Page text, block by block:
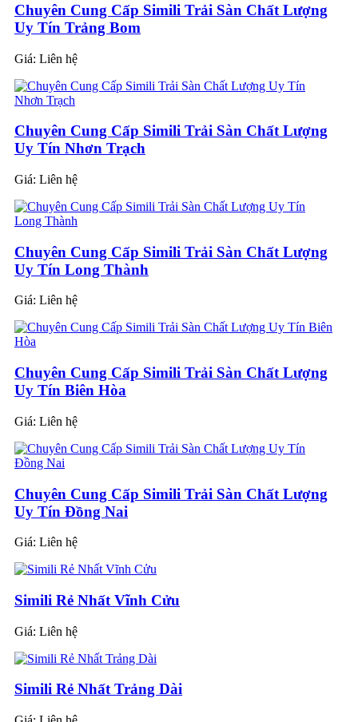
Chuyên Cung Cấp Simili Trải Sàn Chất Lượng
Uy Tín Trảng Bom
Giá: Liên hệ
Chuyên Cung Cấp Simili Trải Sàn Chất Lượng
Uy Tín Nhơn Trạch
Giá: Liên hệ
Chuyên Cung Cấp Simili Trải Sàn Chất Lượng
Uy Tín Long Thành
Giá: Liên hệ
Chuyên Cung Cấp Simili Trải Sàn Chất Lượng
Uy Tín Biên Hòa
Giá: Liên hệ
Chuyên Cung Cấp Simili Trải Sàn Chất Lượng
Uy Tín Đồng Nai
Giá: Liên hệ
Simili Rẻ Nhất Vĩnh Cửu
Giá: Liên hệ
Simili Rẻ Nhất Trảng Dài